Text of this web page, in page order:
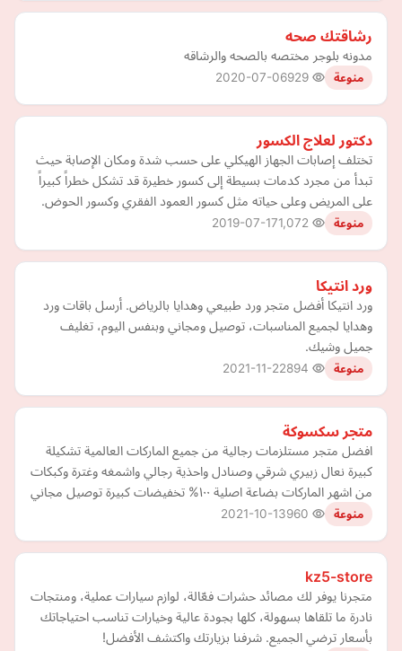
رشاقتك صحه
مدونه بلوجر مختصه بالصحه والرشاقه
منوعة 2020-07-06
دكتور لعلاج الكسور
تختلف إصابات الجهاز الهيكلي على حسب شدة ومكان الإصابة حيث
تبدأ من مجرد كدمات بسيطة إلى كسور خطيرة قد تشكل خطراً كبيراً
على المريض وعلى حياته مثل كسور العمود الفقري وكسور الحوض.
منوعة 2019-07-17
ورد انتيكا
ورد انتيكا أفضل متجر ورد طبيعي وهدايا بالرياض. أرسل باقات ورد
وهدايا لجميع المناسبات، توصيل ومجاني وبنفس اليوم، تغليف
جميل وشيك.
منوعة 2021-11-22
متجر سكسوكة
افضل متجر مستلزمات رجالية من جميع الماركات العالمية تشكيلة
كبيرة نعال زبيري شرقي وصنادل واحذية رجالي واشمغه وغترة وكبكات
من اشهر الماركات بضاعة اصلية ١٠٠% تخفيضات كبيرة توصيل مجاني
منوعة 2021-10-13
kz5-store
متجرنا يوفر لك مصائد حشرات فعّالة، لوازم سيارات عملية، ومنتجات
نادرة ما تلقاها بسهولة، كلها بجودة عالية وخيارات تناسب احتياجاتك
بأسعار ترضي الجميع. شرفنا بزيارتك واكتشف الأفضل!